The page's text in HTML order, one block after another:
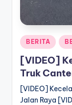
r
k
n
Posted
in
BERITA
[VIDEO]
Truk
[VIDEO]
Jalan Raya